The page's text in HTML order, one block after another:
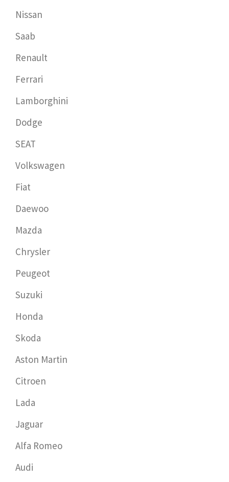
Nissan
Saab
Renault
Ferrari
Lamborghini
Dodge
SEAT
Volkswagen
Fiat
Daewoo
Mazda
Chrysler
Peugeot
Suzuki
Honda
Skoda
Aston Martin
Citroen
Lada
Jaguar
Alfa Romeo
Audi